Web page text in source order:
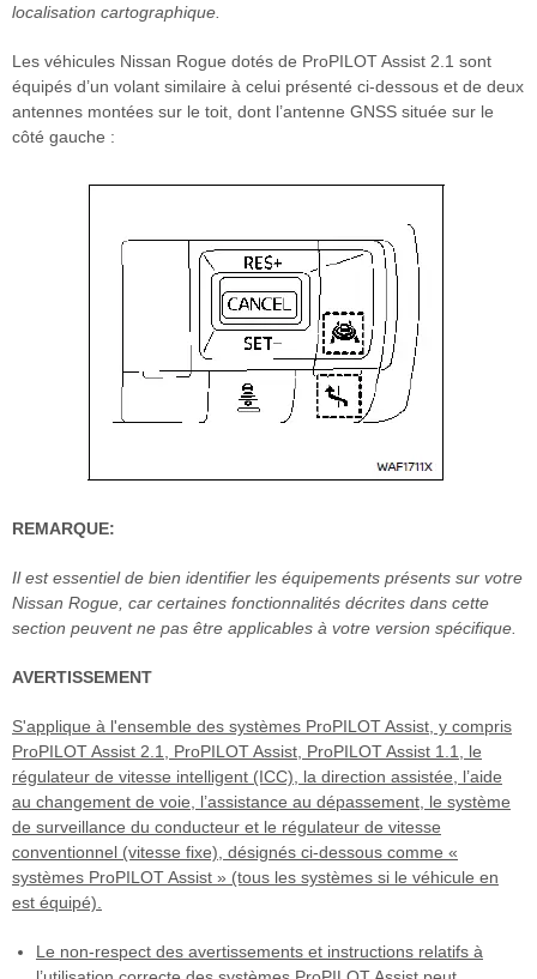
localisation cartographique.
Les véhicules Nissan Rogue dotés de ProPILOT Assist 2.1 sont
équipés d’un volant similaire à celui présenté ci-dessous et de deux
antennes montées sur le toit, dont l’antenne GNSS située sur le
côté gauche :
REMARQUE:
Il est essentiel de bien identifier les équipements présents sur votre
Nissan Rogue, car certaines fonctionnalités décrites dans cette
section peuvent ne pas être applicables à votre version spécifique.
AVERTISSEMENT
S'applique à l'ensemble des systèmes ProPILOT Assist, y compris
ProPILOT Assist 2.1, ProPILOT Assist, ProPILOT Assist 1.1, le
régulateur de vitesse intelligent (ICC), la direction assistée, l’aide
au changement de voie, l’assistance au dépassement, le système
de surveillance du conducteur et le régulateur de vitesse
conventionnel (vitesse fixe), désignés ci-dessous comme «
systèmes ProPILOT Assist » (tous les systèmes si le véhicule en
est équipé).
Le non-respect des avertissements et instructions relatifs à